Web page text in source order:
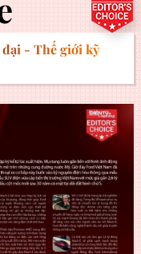
- Thế giới kỹ